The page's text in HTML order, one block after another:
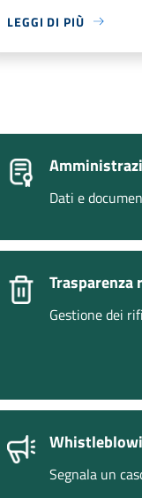
LEGGI DI PIÙ
Dati e
Gestione dei
Segnala un